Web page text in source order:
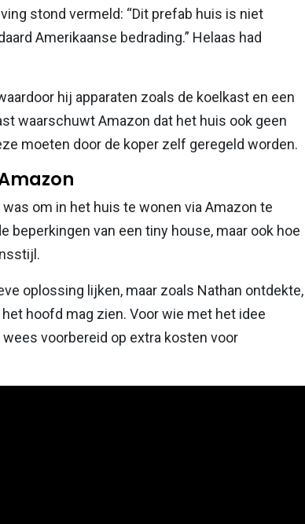
stond vermeld: “Dit prefab huis is niet
Amerikaanse bedrading.” Helaas had
hij apparaten zoals de koelkast en een
waarschuwt Amazon dat het huis ook geen
moeten door de koper zelf geregeld worden.
om in het huis te wonen via Amazon te
beperkingen van een tiny house, maar ook hoe
oplossing lijken, maar zoals Nathan ontdekte,
hoofd mag zien. Voor wie met het idee
voorbereid op extra kosten voor